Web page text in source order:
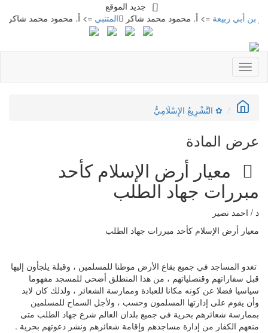
جديد الموقع
معجم
المتنبي=> أ. محمود محمد شاكر ربيعة=> أ. محمود محمد شاكر
Toggle
navigation
✿ التَّشْرِيعُ الإِسْلَامِيُّ
عرض المادة
معيار أرض الإسلام كأحد
مبررات جهاد الطلب
د / احمد نصير
معيار أرض الإسلام كأحد مبررات جهاد الطلب
تغدو المساجد في جميع بقاع الأرض موطنا للمسلمين ، وقبلة يلجأون إليها
قبل سفاراتهم وقنصلياتهم ، من هذا المنطلق أضحى للمسجد مفهوما
سياسيا فضلا عن كونه مكانا للعبادة وممارسة الشعائر ، ولذلك كان لابد
وأن يقوم على إدارتها المسلمون وحسب ، ولأجل السماح للمسلمين
بممارسة شعائرهم بحرية في جميع بلدان العالم شرع جهاد الطلب متى
منعهم الكفار من إدارة مساجدهم وإقامة شعائرهم ونشر دعوتهم بحرية .